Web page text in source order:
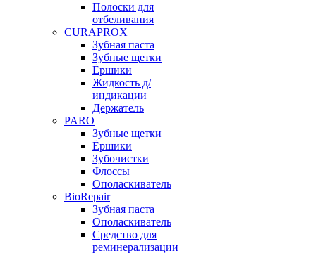
Полоски для
отбеливания
CURAPROX
Зубная паста
Зубные щетки
Ёршики
Жидкость д/
индикации
Держатель
PARO
Зубные щетки
Ёршики
Зубочистки
Флоссы
Ополаскиватель
BioRepair
Зубная паста
Ополаскиватель
Средство для
реминерализации